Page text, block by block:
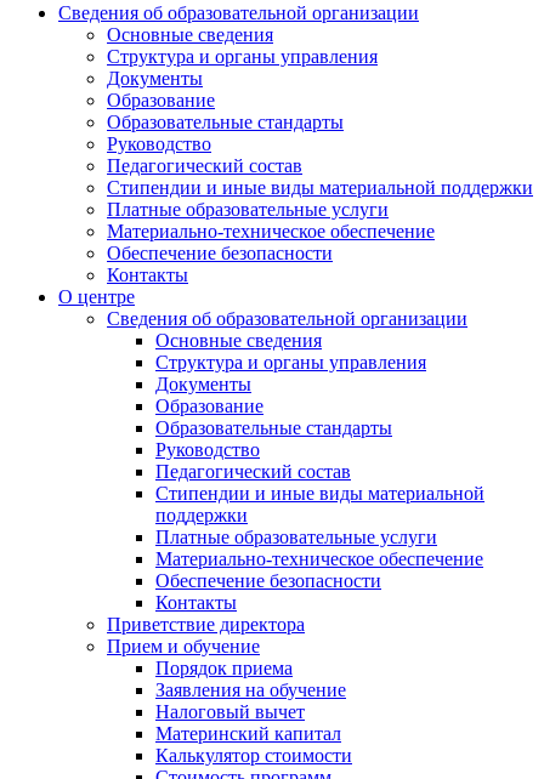
Сведения об образовательной организации
Основные сведения
Структура и органы управления
Документы
Образование
Образовательные стандарты
Руководство
Педагогический состав
Стипендии и иные виды материальной поддержки
Платные образовательные услуги
Материально-техническое обеспечение
Обеспечение безопасности
Контакты
О центре
Сведения об образовательной организации
Основные сведения
Структура и органы управления
Документы
Образование
Образовательные стандарты
Руководство
Педагогический состав
Стипендии и иные виды материальной
поддержки
Платные образовательные услуги
Материально-техническое обеспечение
Обеспечение безопасности
Контакты
Приветствие директора
Прием и обучение
Порядок приема
Заявления на обучение
Налоговый вычет
Материнский капитал
Калькулятор стоимости